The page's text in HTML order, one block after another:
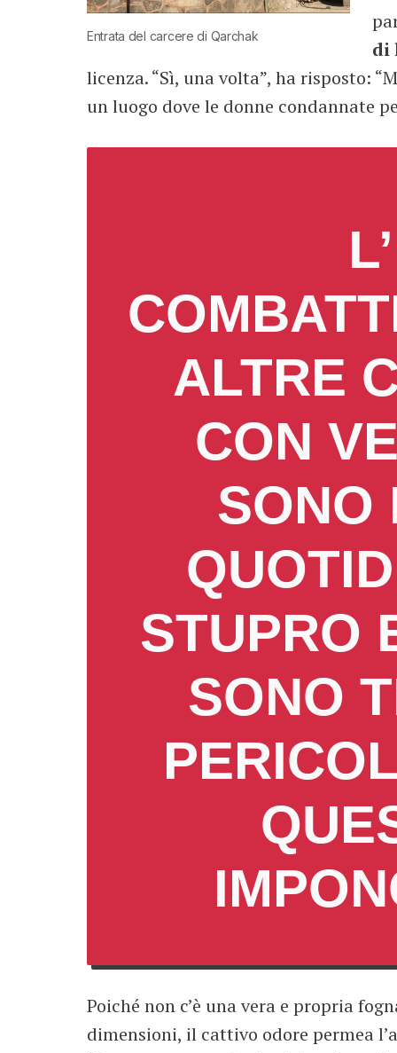
Entrata del carcere di Qarchak
di
licenza. “Sì, una volta”, ha risposto:
un luogo dove le donne condannate
ALTRE
CON
SONO
STUPRO
SONO
Poiché non c’è una vera e propria
dimensioni, il cattivo odore permea